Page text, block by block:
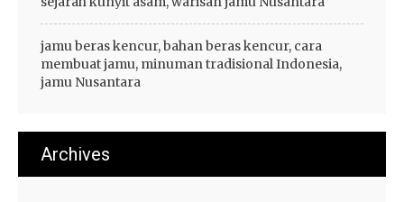
jamu beras kencur, bahan beras kencur, cara
membuat jamu, minuman tradisional Indonesia,
jamu Nusantara
Archives